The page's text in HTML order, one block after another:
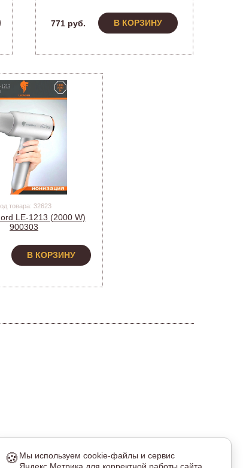
771 руб. В КОРЗИНУ
товара: 32623
LE-1213 (2000 W)
900303
В КОРЗИНУ
🍪 Мы используем cookie-файлы и сервис